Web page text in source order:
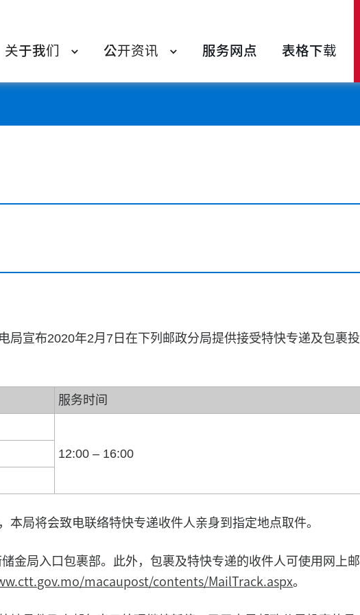
关于我们 公开资讯 服务网点 表格下载
局宣布2020年2月7日在下列邮政分局提供接受特快专递及包裹投
服务时间
12:00 – 16:00
本局将会致电联络特快专递收件人亲身到指定地点取件。
金局入口包裹部。此外，包裹及特快专递的收件人可使用网上邮
macaupost/contents/MailTrack.aspx。